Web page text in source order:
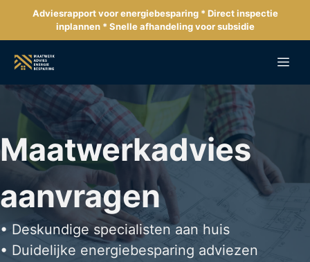
de
inhoud
Adviesrapport voor energiebesparing * Direct inspectie
inplannen * Snelle afhandeling voor subsidie
Maatwerkadvies
aanvragen
• Deskundige specialisten aan huis
• Duidelijke energiebesparing adviezen